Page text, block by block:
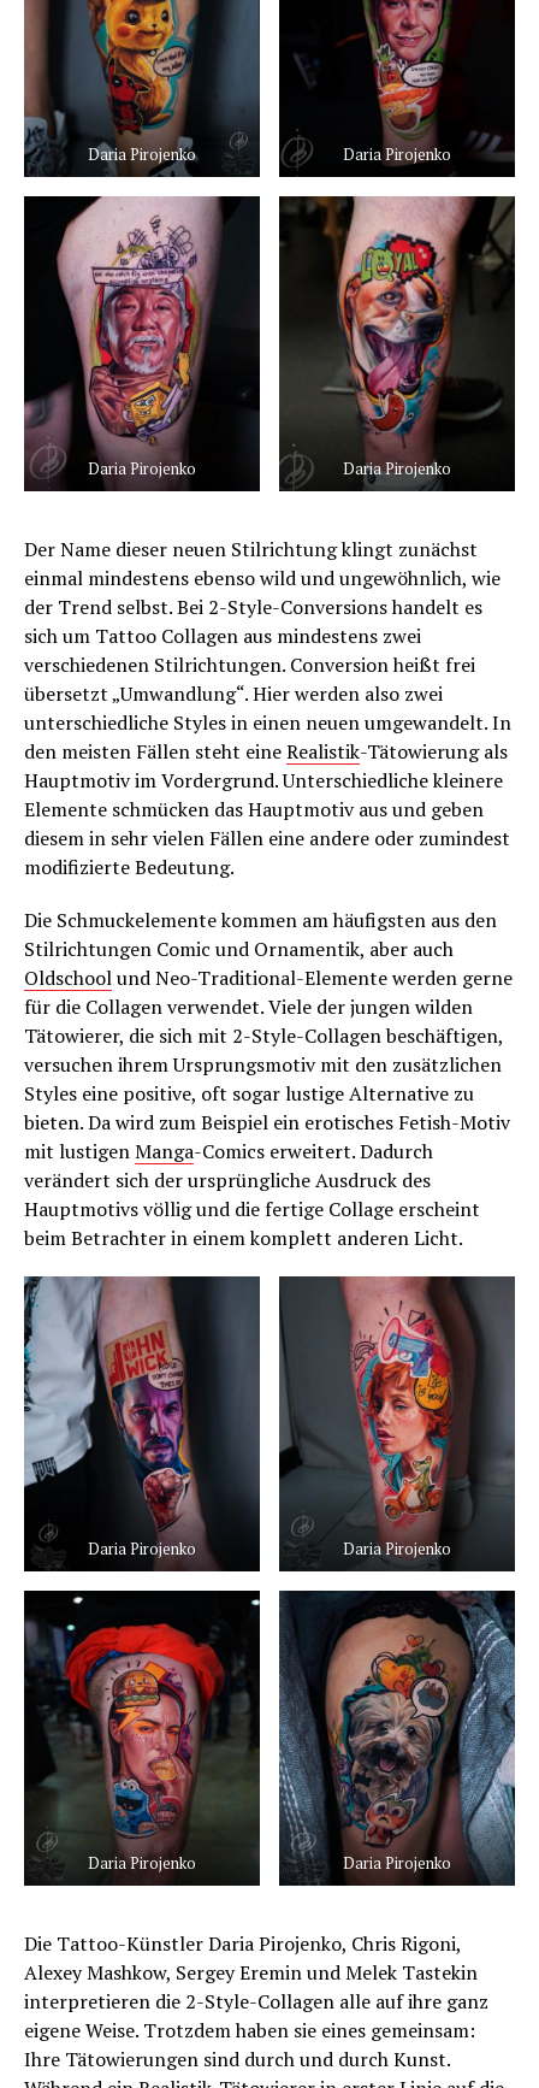
Daria Pirojenko Daria Pirojenko
Daria Pirojenko Daria Pirojenko
Der Name dieser neuen Stilrichtung klingt zunächst
einmal mindestens ebenso wild und ungewöhnlich, wie
der Trend selbst. Bei 2-Style-Conversions handelt es
sich um Tattoo Collagen aus mindestens zwei
verschiedenen Stilrichtungen. Conversion heißt frei
übersetzt „Umwandlung“. Hier werden also zwei
unterschiedliche Styles in einen neuen umgewandelt. In
den meisten Fällen steht eineRealistik-Tätowierung als
Hauptmotiv im Vordergrund. Unterschiedliche kleinere
Elemente schmücken das Hauptmotiv aus und geben
diesem in sehr vielen Fällen eine andere oder zumindest
modifizierte Bedeutung.
Die Schmuckelemente kommen am häufigsten aus den
Stilrichtungen Comic und Ornamentik, aber auch
Oldschoolund Neo-Traditional-Elemente werden gerne
für die Collagen verwendet. Viele der jungen wilden
Tätowierer, die sich mit 2-Style-Collagen beschäftigen,
versuchen ihrem Ursprungsmotiv mit den zusätzlichen
Styles eine positive, oft sogar lustige Alternative zu
bieten. Da wird zum Beispiel ein erotisches Fetish-Motiv
mit lustigenManga-Comics erweitert. Dadurch
verändert sich der ursprüngliche Ausdruck des
Hauptmotivs völlig und die fertige Collage erscheint
beim Betrachter in einem komplett anderen Licht.
Daria Pirojenko Daria Pirojenko
Daria Pirojenko Daria Pirojenko
Die Tattoo-Künstler Daria Pirojenko, Chris Rigoni,
Alexey Mashkow, Sergey Eremin und Melek Tastekin
interpretieren die 2-Style-Collagen alle auf ihre ganz
eigene Weise. Trotzdem haben sie eines gemeinsam:
Ihre Tätowierungen sind durch und durch Kunst.